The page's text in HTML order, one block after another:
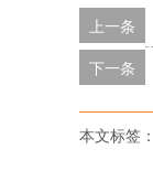
上一条
下一条
本文标签：